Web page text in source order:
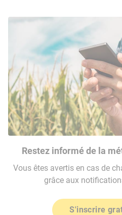
Restez informé de la
Vous êtes avertis en cas de
grâce aux
S'inscrire